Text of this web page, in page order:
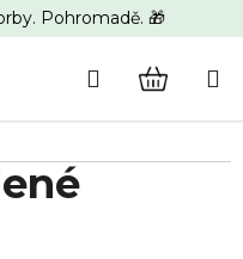
Pohromadě. 🎁
Hledat